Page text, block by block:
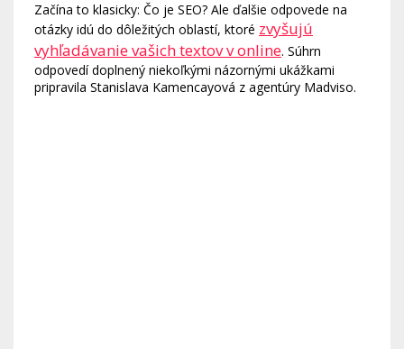
Začína to klasicky: Čo je SEO? Ale ďalšie odpovede na
otázky idú do dôležitých oblastí, ktoré zvyšujú
vyhľadávanie vašich textov v online. Súhrn
odpovedí doplnený niekoľkými názornými ukážkami
pripravila Stanislava Kamencayová z agentúry Madviso.